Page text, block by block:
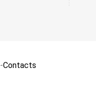
-Contacts